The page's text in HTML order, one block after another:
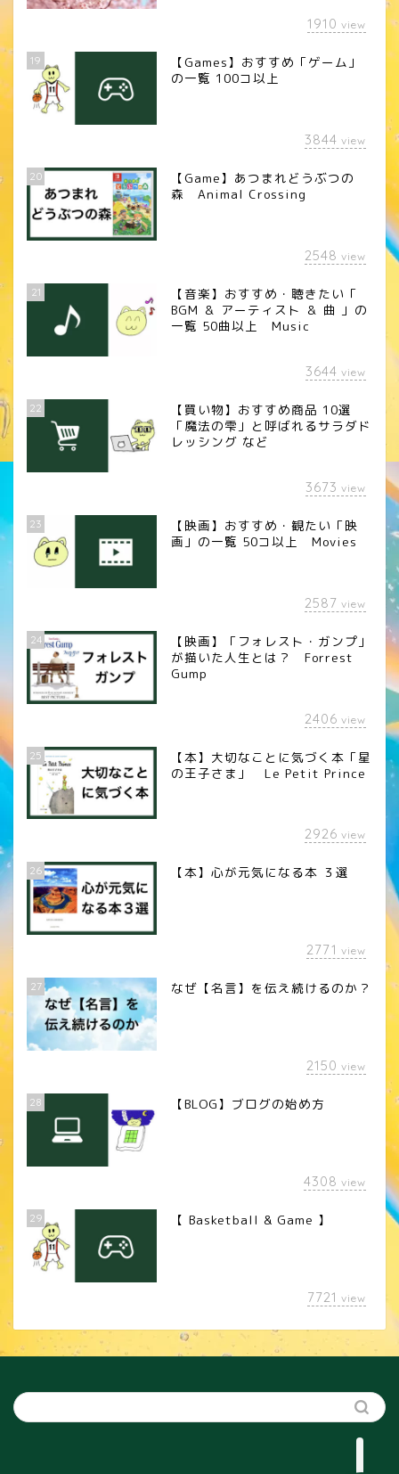
1910 view
19
【Games】おすすめ「ゲーム」
の一覧 100コ以上
3844 view
20
【Game】あつまれどうぶつの
森 Animal Crossing
2548 view
21
【音楽】おすすめ・聴きたい「
BGM ＆ アーティスト ＆ 曲 」の
一覧 50曲以上 Music
3644 view
22
【買い物】おすすめ商品 10選
「魔法の雫」と呼ばれるサラダド
レッシング など
3673 view
23
【映画】おすすめ・観たい「映
画」の一覧 50コ以上 Movies
2587 view
24
【映画】「フォレスト・ガンプ」
が描いた人生とは？ Forrest
Gump
2406 view
25
【本】大切なことに気づく本「星
の王子さま」 Le Petit Prince
2926 view
26 【本】心が元気になる本 ３選
2771 view
27 なぜ【名言】を伝え続けるのか？
2150 view
28 【BLOG】ブログの始め方
4308 view
29 【 Basketball & Game 】
7721 view
カメラレンズ
YouTube